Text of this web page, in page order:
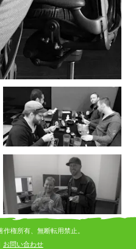
お問い合わせ
権所有、無断転用禁止。